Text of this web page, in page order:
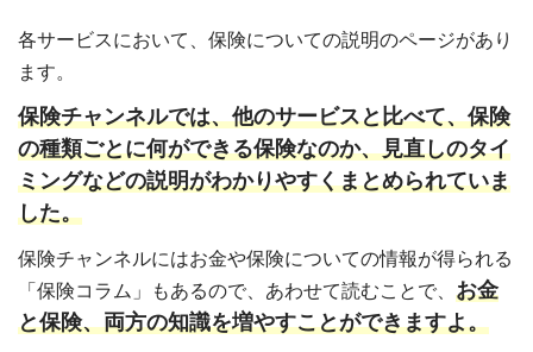
各サービスにおいて、保険についての説明のページがあり
ます。
保険チャンネルでは、他のサービスと比べて、保険
の種類ごとに何ができる保険なのか、見直しのタイ
ミングなどの説明がわかりやすくまとめられていま
した。
保険チャンネルにはお金や保険についての情報が得られる
「保険コラム」もあるので、あわせて読むことで、 お金
と保険、両方の知識を増やすことができますよ。